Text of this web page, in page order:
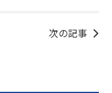
次の記事